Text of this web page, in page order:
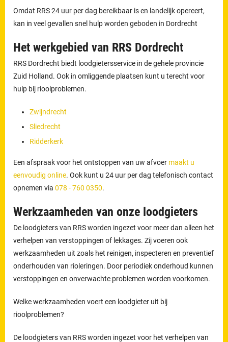
Omdat RRS 24 uur per dag bereikbaar is en landelijk opereert,
kan in veel gevallen snel hulp worden geboden in Dordrecht
Het werkgebied van RRS Dordrecht
RRS Dordrecht biedt loodgietersservice in de gehele provincie
Zuid Holland. Ook in omliggende plaatsen kunt u terecht voor
hulp bij rioolproblemen.
Zwijndrecht
Sliedrecht
Ridderkerk
Een afspraak voor het ontstoppen van uw afvoer maakt u
eenvoudig online. Ook kunt u 24 uur per dag telefonisch contact
opnemen via078 - 760 0350.
Werkzaamheden van onze loodgieters
De loodgieters van RRS worden ingezet voor meer dan alleen het
verhelpen van verstoppingen of lekkages. Zij voeren ook
werkzaamheden uit zoals het reinigen, inspecteren en preventief
onderhouden van rioleringen. Door periodiek onderhoud kunnen
verstoppingen en onverwachte problemen worden voorkomen.
Welke werkzaamheden voert een loodgieter uit bij
rioolproblemen?
De loodgieters van RRS worden ingezet voor het verhelpen van